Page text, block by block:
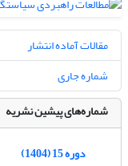
مقالات آماده انتشار
شماره جاری
شماره‌های پیشین نشریه
دوره 15 (1404)